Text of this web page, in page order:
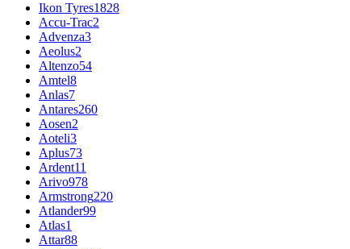
Ikon Tyres1828
Accu-Trac2
Advenza3
Aeolus2
Altenzo54
Amtel8
Anlas7
Antares260
Aosen2
Aoteli3
Aplus73
Ardent11
Arivo978
Armstrong220
Atlander99
Atlas1
Attar88